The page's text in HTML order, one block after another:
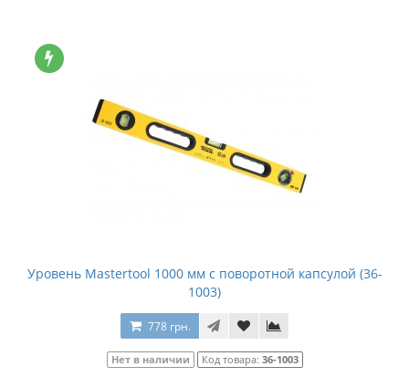
Уровень Mastertool 1000 мм с поворотной капсулой (36-
1003)
778 грн.
Нет в наличии Код товара: 36-1003